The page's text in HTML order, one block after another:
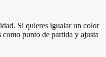
Si quieres igualar un color
como punto de partida y ajusta